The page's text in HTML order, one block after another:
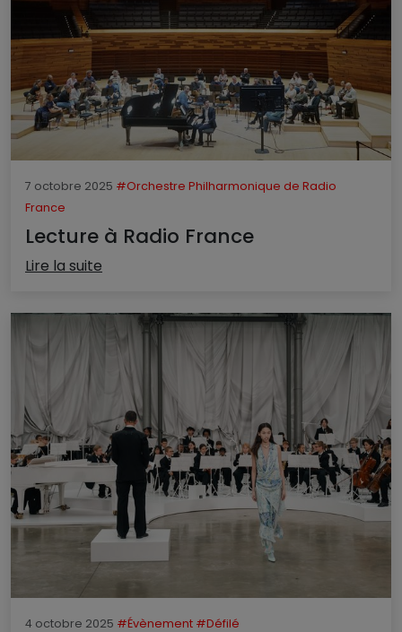
7 octobre 2025 #Orchestre Philharmonique de Radio
France
Lecture à Radio France
Lire la suite
4 octobre 2025 #Évènement #Défilé